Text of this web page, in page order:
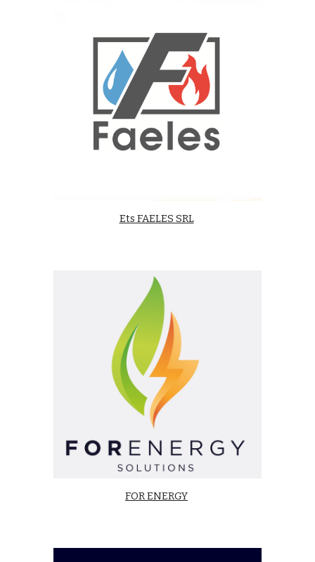
Ets FAELES SRL
FOR ENERGY